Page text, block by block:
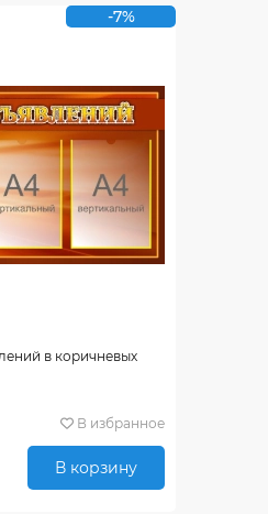
-7%
в коричневых
В избранное
В корзину